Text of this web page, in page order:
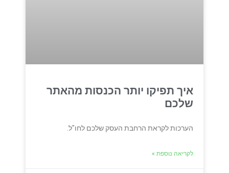
איך תפיקו יותר הכנסות מהאתר
שלכם
הערכות לקראת הרחבת העסק שלכם לחו"ל.
לקריאה נוספת »